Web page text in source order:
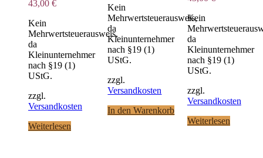
43,00 €
Kein
Mehrwertsteuerausweis,
da
Kleinunternehmer
nach §19 (1)
UStG.
zzgl.
Versandkosten
Weiterlesen
Kein
Mehrwertsteuerausweis,
da
Kleinunternehmer
nach §19 (1)
UStG.
zzgl.
Versandkosten
In den Warenkorb
Kein
da
Kleinunternehmer
nach §19 (1)
UStG.
zzgl.
Versandkosten
Weiterlesen